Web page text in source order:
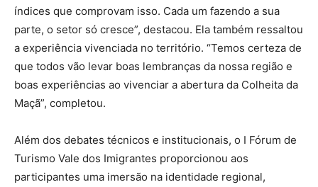
índices que comprovam isso. Cada um fazendo a sua
parte, o setor só cresce”, destacou. Ela também ressaltou
a experiência vivenciada no território. “Temos certeza de
que todos vão levar boas lembranças da nossa região e
boas experiências ao vivenciar a abertura da Colheita da
Maçã”, completou.
Além dos debates técnicos e institucionais, o I Fórum de
Turismo Vale dos Imigrantes proporcionou aos
participantes uma imersão na identidade regional,